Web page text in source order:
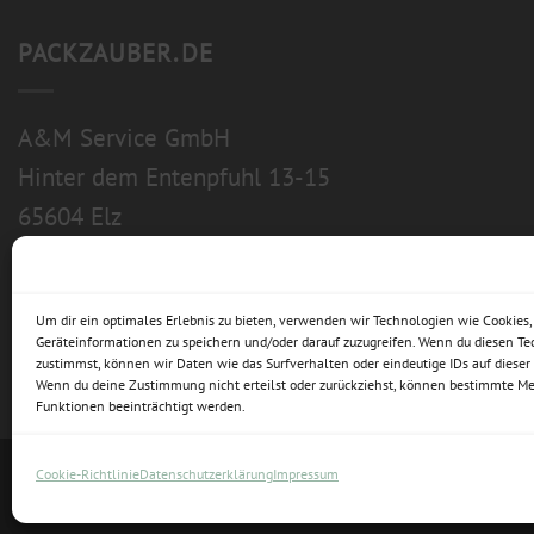
Um dir ein optimales Erlebnis zu bieten, verwenden wir Technologien wie Cookies,
Geräteinformationen zu speichern und/oder darauf zuzugreifen. Wenn du diesen
zustimmst, können wir Daten wie das Surfverhalten oder eindeutige IDs auf dieser
Wenn du deine Zustimmung nicht erteilst oder zurückziehst, können bestimmte
Funktionen beeinträchtigt werden.
Cookie-RichtlinieDatenschutzerklärungImpressum
PACKZAUBER.DE
A&M Service GmbH
Hinter dem Entenpfuhl 13-15
65604 Elz